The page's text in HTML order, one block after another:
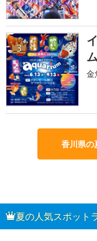
3
金
香川県の
夏の人気スポット